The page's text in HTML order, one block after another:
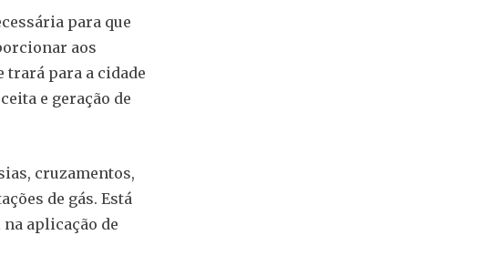
para que
aos
trará para a cidade
e geração de
cruzamentos,
de gás. Está
aplicação de